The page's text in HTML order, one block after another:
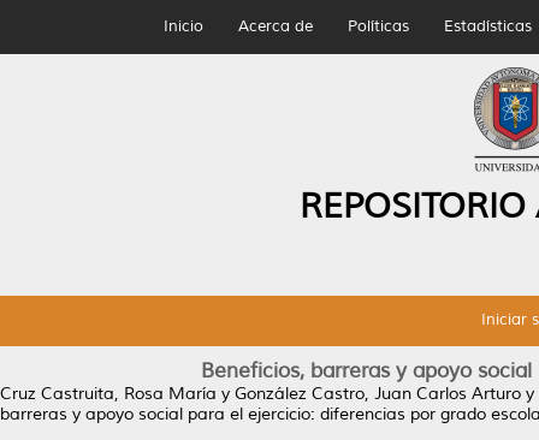
Inicio Acerca de Políticas Estadísticas
Iniciar
Beneficios, barreras y apoyo
Cruz Castruita, Rosa María y González Castro, Juan Carlos Arturo y
barreras y apoyo social para el ejercicio: diferencias por grado